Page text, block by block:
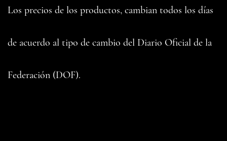
Los precios de los productos, cambian todos los días
de acuerdo al tipo de cambio del ​Diario Oficial de la
Federación (DOF).